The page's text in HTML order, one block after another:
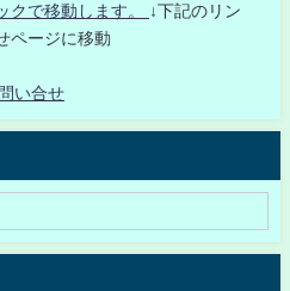
クで移動します。
↓下記のリン
ページに移動
い合せ